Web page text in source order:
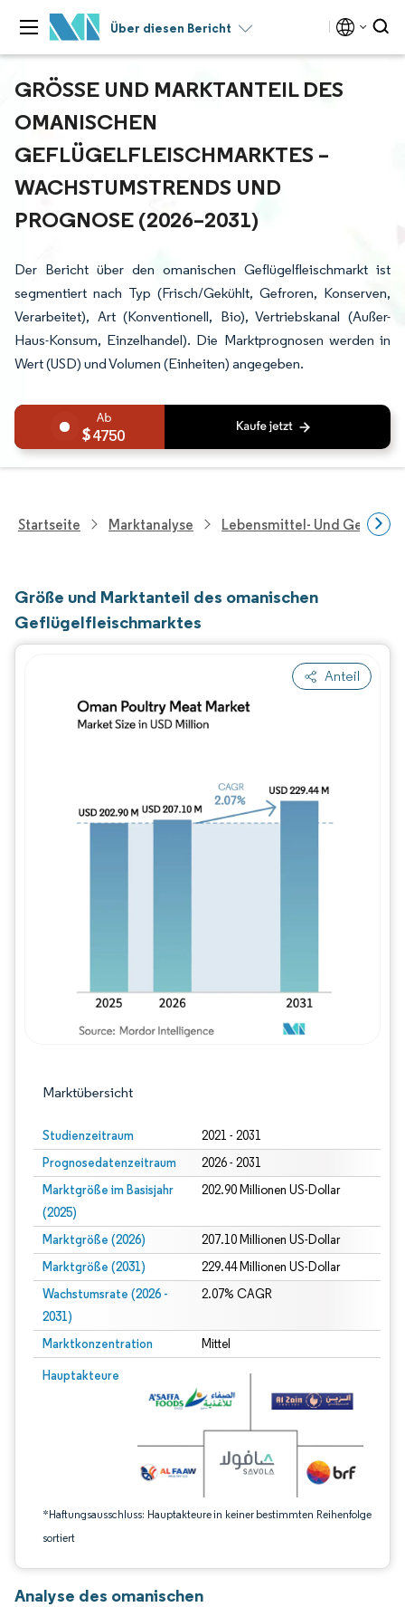
Über diesen Bericht
GRÖSSE UND MARKTANTEIL DES O
MANISCHEN G
EFLÜGELFLEISCHMARKTES – W
ACHSTUMSTRENDS UND P
ROGNOSE (2026–2031)
Der Bericht über den omanischen Geflügelfleischmarkt ist
segmentiert nach Typ (Frisch/Gekühlt, Gefroren, Konserven,
Verarbeitet), Art (Konventionell, Bio), Vertriebskanal (Außer-
Haus-Konsum, Einzelhandel). Die Marktprognosen werden in
Wert (USD) und Volumen (Einheiten) angegeben.
4750
Startseite Marktanalyse Lebensmittel- Und
Größe und Marktanteil des omanischen
Geflügelfleischmarktes
Anteil
Marktübersicht
Studienzeitraum 2021 - 2031
Prognosedatenzeitraum 2026 - 2031
Marktgröße im Basisjahr
(2025)
202.90 Millionen US-Dollar
Marktgröße (2026) 207.10 Millionen US-Dollar
Marktgröße (2031) 229.44 Millionen US-Dollar
Wachstumsrate (2026 -
2031)
2.07% CAGR
Marktkonzentration Mittel
Hauptakteure
*Haftungsausschluss: Hauptakteure in keiner bestimmten Reihenfolge
sortiert
Bild © Mordor Intelligence. Wiederverwendung erfordert Namensnennung
Analyse des omanischen